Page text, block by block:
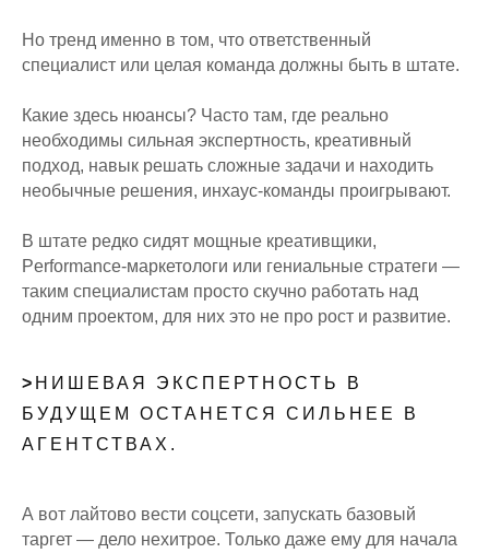
Но тренд именно в том, что ответственный
специалист или целая команда должны быть в штате.
Какие здесь нюансы? Часто там, где реально
необходимы сильная экспертность, креативный
подход, навык решать сложные задачи и находить
необычные решения, инхаус-команды проигрывают.
В штате редко сидят мощные креативщики,
Рerformance-маркетологи или гениальные стратеги —
таким специалистам просто скучно работать над
одним проектом, для них это не про рост и развитие.
> НИШЕВАЯ ЭКСПЕРТНОСТЬ В
БУДУЩЕМ ОСТАНЕТСЯ СИЛЬНЕЕ В
АГЕНТСТВАХ.
А вот лайтово вести соцсети, запускать базовый
таргет — дело нехитрое. Только даже ему для начала